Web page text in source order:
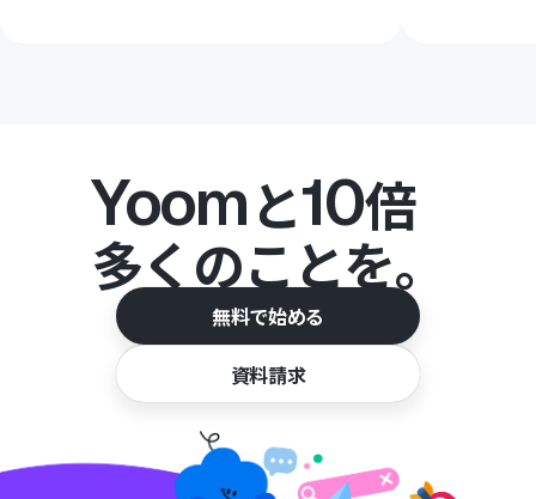
Yoomと10倍
多くのことを。
無料で始める
資料請求